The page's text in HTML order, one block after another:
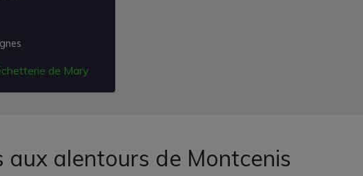
de Mary
aux alentours de Montcenis